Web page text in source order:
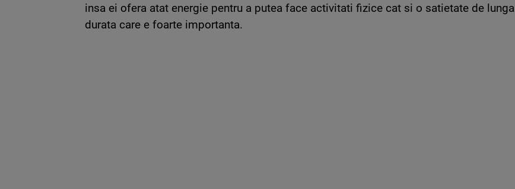
insa ei ofera atat energie pentru a putea face activitati fizice cat si o satietate de lunga
durata care e foarte importanta.